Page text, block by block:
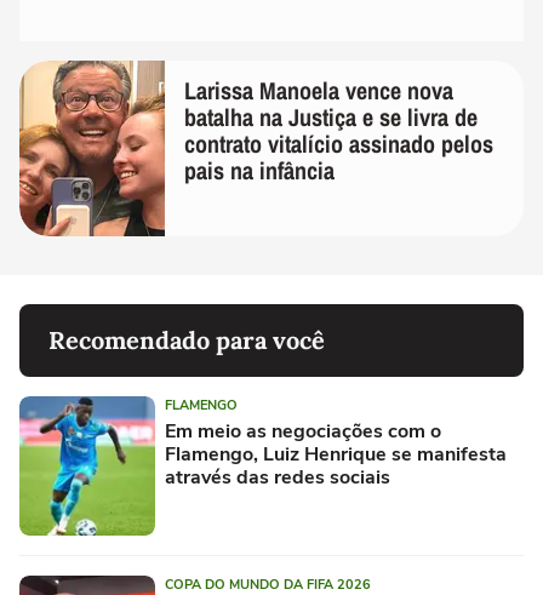
Larissa Manoela vence nova
batalha na Justiça e se livra de
contrato vitalício assinado pelos
pais na infância
Recomendado para você
FLAMENGO
Em meio as negociações com o
Flamengo, Luiz Henrique se manifesta
através das redes sociais
COPA DO MUNDO DA FIFA 2026